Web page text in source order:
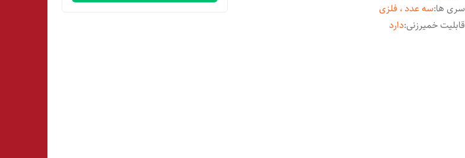
سری ها:سه عدد ، فلزی
قابلیت خمیرزنی:دارد